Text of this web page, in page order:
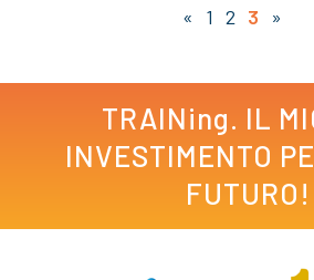
« 1 2 3 »
TRAINing. IL
INVESTIMENTO
FUTURO!